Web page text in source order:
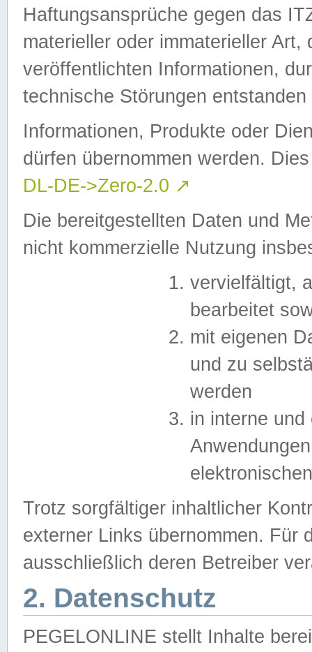
Haftungsansprüche gegen das
materieller oder immaterieller
veröffentlichten Informationen,
technische Störungen
Informationen, Produkte oder
dürfen übernommen werden.
DL-DE->Zero-2.0 ↗
Die bereitgestellten Daten und
nicht kommerzielle Nutzung
vervielfältigt,
bearbeitet
mit eigenen
und zu
werden
in interne
Trotz sorgfältiger inhaltlicher
externer Links übernommen. Für
ausschließlich deren Betreiber
2. Datenschutz
PEGELONLINE stellt Inhalte